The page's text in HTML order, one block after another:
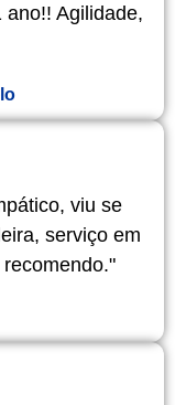
Agilidade,
viu se
serviço em